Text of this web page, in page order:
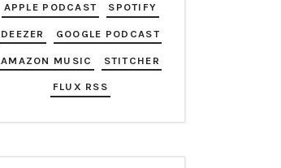
APPLE PODCAST SPOTIFY
DEEZER GOOGLE PODCAST
AMAZON MUSIC STITCHER
FLUX RSS